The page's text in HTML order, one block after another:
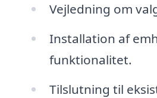
Vejledning om
Installation af
funktionalitet.
Tilslutning til